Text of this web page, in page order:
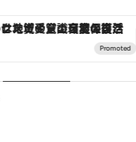
「大事なのは地域の意識を変えること」。ロレックス賞受賞の自然保護活動家が実現させたナイジェリアの自然環境の復活